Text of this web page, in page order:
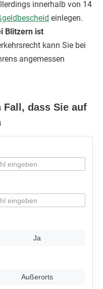
innerhalb von 14
einlegen.
Blitzern ist
kann Sie bei
angemessen
dass Sie auf